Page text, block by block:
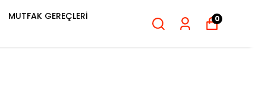
MUTFAK GEREÇLERİ
0